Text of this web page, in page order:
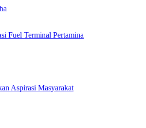
Fuel Terminal Pertamina
Aspirasi Masyarakat